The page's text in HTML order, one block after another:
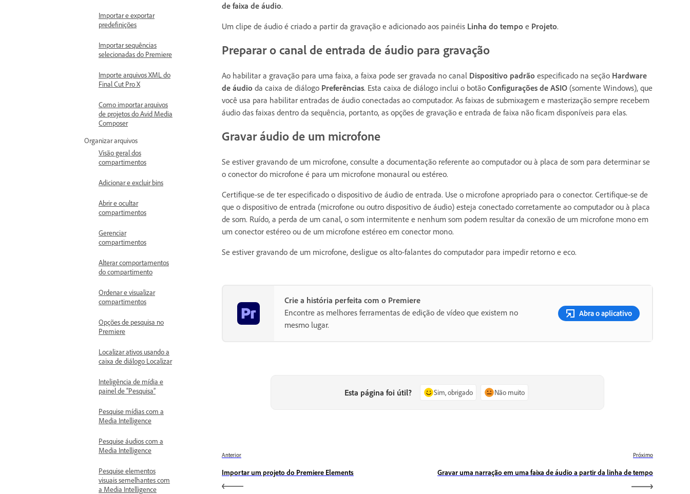
Importar e exportar
predefinições
Importar sequências
selecionadas do Premiere
Importe arquivos XML do
Final Cut Pro X
Como importar arquivos
de projetos do Avid Media
Composer
Organizar arquivos
Visão geral dos
compartimentos
Adicionar e excluir bins
Abrir e ocultar
compartimentos
Gerenciar
compartimentos
Alterar comportamentos
do compartimento
Ordenar e visualizar
compartimentos
Opções de pesquisa no
Premiere
Localizar ativos usando a
caixa de diálogo Localizar
Inteligência de mídia e
painel de “Pesquisa”
Pesquise mídias com a
Media Intelligence
Pesquise áudios com a
Media Intelligence
Pesquise elementos
visuais semelhantes com
a Media Intelligence
de faixa de áudio.
Um clipe de áudio é criado a partir da gravação e adicionado aos painéis Linha do tempo e Projeto.
Preparar o canal de entrada de áudio para gravação
Ao habilitar a gravação para uma faixa, a faixa pode ser gravada no canal Dispositivo padrão especificado na seção Hardware
de áudio da caixa de diálogo Preferências. Esta caixa de diálogo inclui o botão Configurações de ASIO (somente Windows), que
você usa para habilitar entradas de áudio conectadas ao computador. As faixas de submixagem e masterização sempre recebem
áudio das faixas dentro da sequência, portanto, as opções de gravação e entrada de faixa não ficam disponíveis para elas.
Gravar áudio de um microfone
Se estiver gravando de um microfone, consulte a documentação referente ao computador ou à placa de som para determinar se
o conector do microfone é para um microfone monaural ou estéreo.
Certifique-se de ter especificado o dispositivo de áudio de entrada. Use o microfone apropriado para o conector. Certifique-se de
que o dispositivo de entrada (microfone ou outro dispositivo de áudio) esteja conectado corretamente ao computador ou à placa
de som. Ruído, a perda de um canal, o som intermitente e nenhum som podem resultar da conexão de um microfone mono em
um conector estéreo ou de um microfone estéreo em conector mono.
Se estiver gravando de um microfone, desligue os alto-falantes do computador para impedir retorno e eco.
Crie a história perfeita com o Premiere
Encontre as melhores ferramentas de edição de vídeo que existem no
mesmo lugar.
Abra o aplicativo
Esta página foi útil? Sim, obrigado Não muito
Anterior
Importar um projeto do Premiere Elements
Próximo
Gravar uma narração em uma faixa de áudio a partir da linha de tempo